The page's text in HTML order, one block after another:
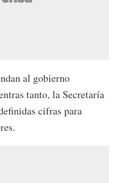
al gobierno
tanto, la Secretaría
cifras para